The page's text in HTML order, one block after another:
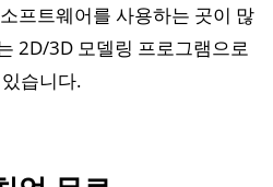
프트웨어를 사용하는 곳이 많
2D/3D 모델링 프로그램으로
습니다.